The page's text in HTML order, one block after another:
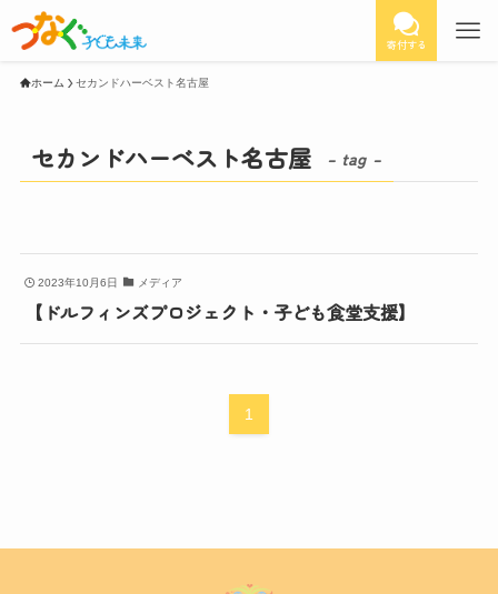
寄付する
ホーム セカンドハーベスト名古屋
セカンドハーベスト名古屋 – tag –
2023年10月6日 メディア
【ドルフィンズプロジェクト・子ども食堂支援】
1